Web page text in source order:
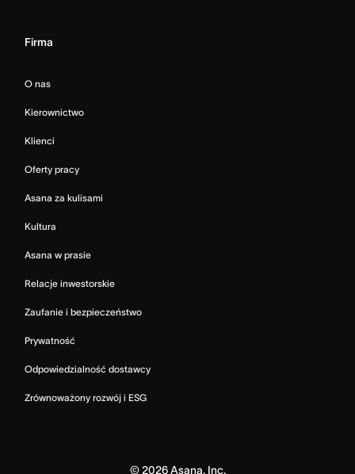
Firma
O nas
Kierownictwo
Klienci
Oferty pracy
Asana za kulisami
Kultura
Asana w prasie
Relacje inwestorskie
Zaufanie i bezpieczeństwo
Prywatność
Odpowiedzialność dostawcy
Zrównoważony rozwój i ESG
© 2026Asana, Inc.